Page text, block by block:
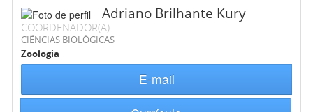
Adriano Brilhante Kury
COORDENADOR(A)
CIÊNCIAS BIOLÓGICAS
Zoologia
E-mail